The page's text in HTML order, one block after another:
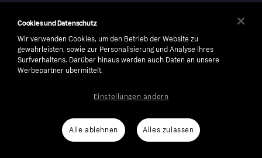
number: 556737-0431
Cookies Klarna.com
Cookies und Datenschutz
Wir verwenden Cookies, um den Betrieb der Website zu
gewährleisten, sowie zur Personalisierung und Analyse Ihres
Surfverhaltens. Darüber hinaus werden auch Daten an unsere
Werbepartner übermittelt.
Alle ablehnen Alles zulassen
Einstellungen ändern